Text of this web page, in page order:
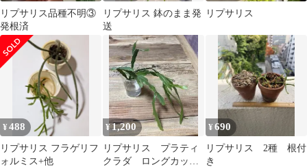
リプサリス品種不明③
発根済
リプサリス 鉢のまま発
送
リプサリス
¥488
リプサリス フラゲリフ
ォルミス+他
¥1,200
リプサリス プラティ
クラダ ロングカット
¥690
リプサリス 2種 根付
き